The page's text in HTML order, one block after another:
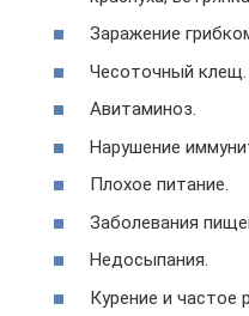
Заражение
Чесоточный клещ.
Авитаминоз.
Нарушение
Плохое питание.
Заболевания
Недосыпания.
Курение и частое